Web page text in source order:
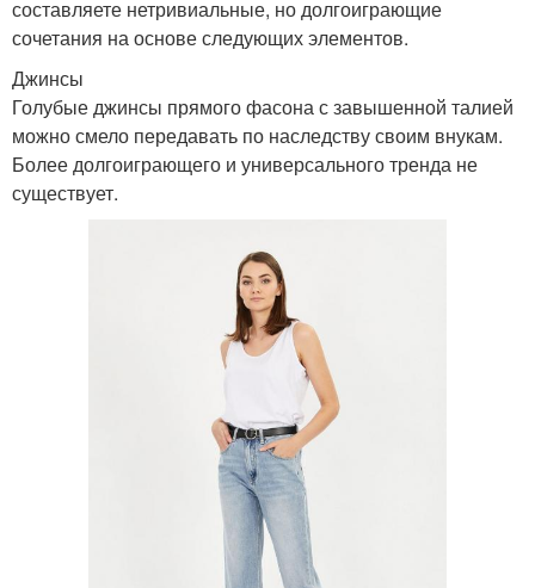
составляете нетривиальные, но долгоиграющие
сочетания на основе следующих элементов.
Джинсы
Голубые джинсы прямого фасона с завышенной талией
можно смело передавать по наследству своим внукам.
Более долгоиграющего и универсального тренда не
существует.